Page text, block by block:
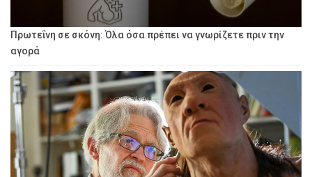
Πρωτεΐνη σε σκόνη: Όλα όσα πρέπει να γνωρίζετε πριν την
αγορά